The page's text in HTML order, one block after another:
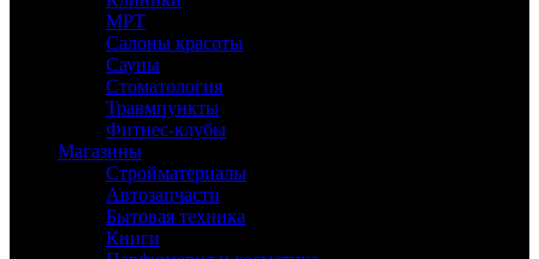
МРТ
Салоны красоты
Сауны
Стоматология
Травмпункты
Фитнес-клубы
Магазины
Стройматериалы
Автозапчасти
Бытовая техника
Книги